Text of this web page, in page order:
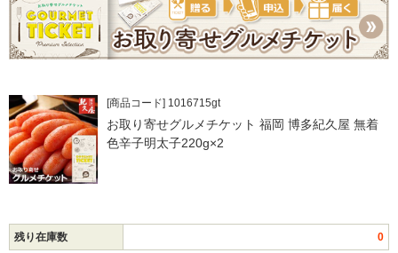
[商品コード] 1016715gt
お取り寄せグルメチケット 福岡 博多紀久屋 無着
色辛子明太子220g×2
残り在庫数 0